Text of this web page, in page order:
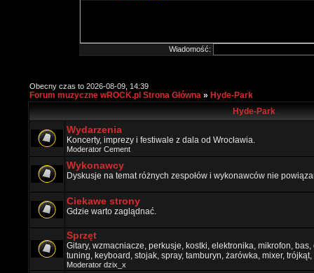
Wiadomość:
Obecny czas to 2026-08-09, 14:39
Forum muzyczne wROCK.pl Strona Główna » Hyde-Park
Hyde-Park
Wydarzenia
Koncerty, imprezy i festiwale z dala od Wrocławia.
Moderator Cement
Wykonawcy
Dyskusje na temat różnych zespołów i wykonawców nie
Ciekawe strony
Gdzie warto zaglądnać.
Sprzęt
Gitary, wzmacniacze, perkusje, kostki, elektronika, mikrofon,
tuning, keyboard, stojak, spray, tamburyn, żarówka, mixer, trójkąt,
Moderator dzix_x